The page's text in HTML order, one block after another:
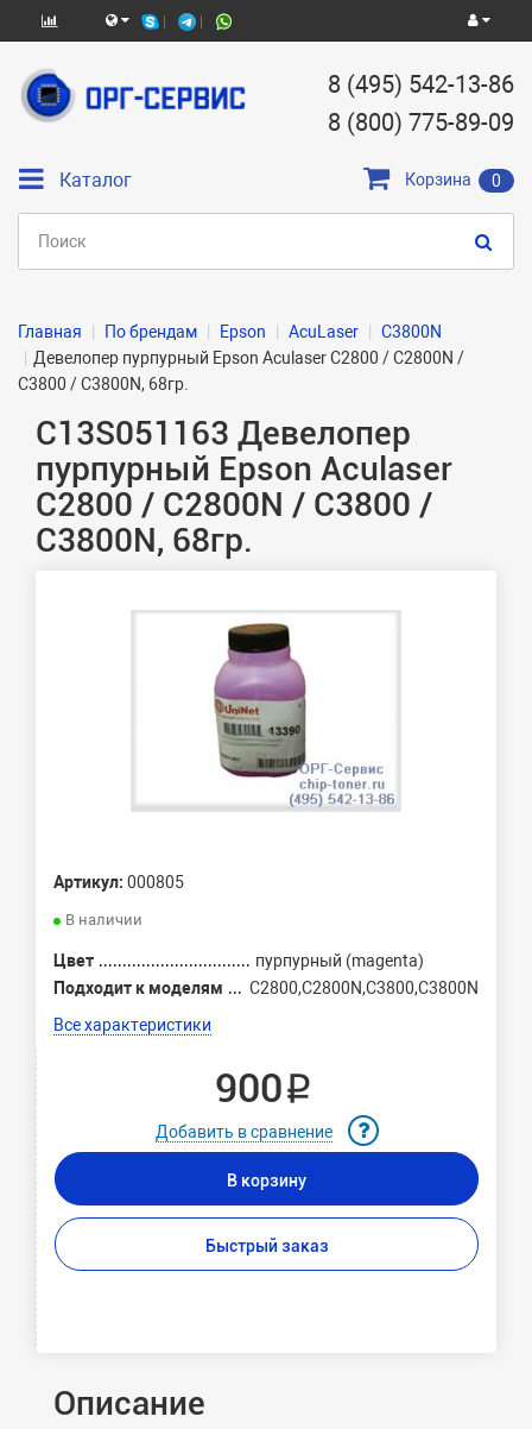
8 (495) 542-13-86
8 (800) 775-89-09
Каталог Корзина 0
Главная По брендам Epson AcuLaser
C3800N
Девелопер пурпурный Epson Aculaser C2800 / C2800N /
C3800 / C3800N, 68гр.
C13S051163 Девелопер
пурпурный Epson Aculaser
C2800 / C2800N / C3800 /
C3800N, 68гр.
Артикул: 000805
В наличии
Цвет
пурпурный (magenta)
Подходит к моделям
C2800,C2800N,C3800,C3800N
Все характеристики
900 ₽
Добавить в сравнение
В корзину
Быстрый заказ
Описание